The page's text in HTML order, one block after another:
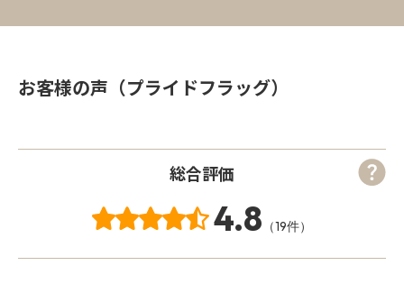
お客様の声（プライドフラッグ）
総合評価
4.8 （19件）